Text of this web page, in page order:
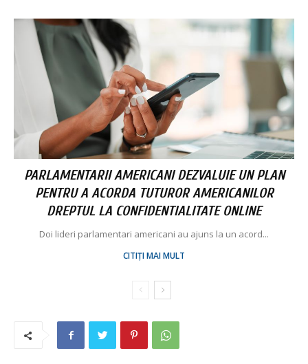
PARLAMENTARII AMERICANI DEZVALUIE UN PLAN
PENTRU A ACORDA TUTUROR AMERICANILOR
DREPTUL LA CONFIDENTIALITATE ONLINE
Doi lideri parlamentari americani au ajuns la un acord...
CITIȚI MAI MULT